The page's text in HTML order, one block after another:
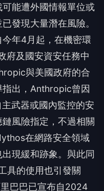
能遭外國情報單位或
發現大量潛在風險。
年4月起，在機密環
府及國安資安任務中
與美國政府的合
出，Anthropic曾因
武器或國內監控的安
風險指定，不過相關
在網路安全領域
現緩和跡象。與此同
具的使用也引發關
巴巴已宣布自2024